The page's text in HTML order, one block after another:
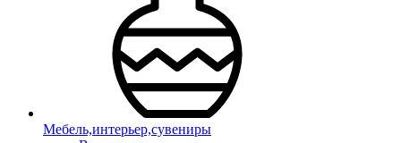
Мебель,интерьер,сувениры